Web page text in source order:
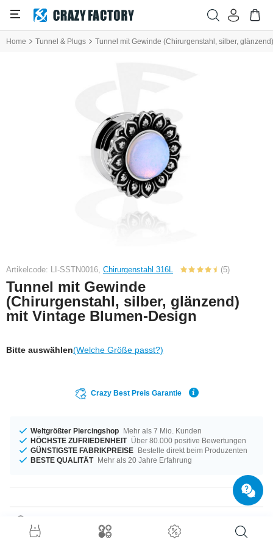
Home Tunnel & Plugs Tunnel mit Gewinde (Chirurgenstahl, silber,
Artikelcode: LI-SSTN0016, Chirurgenstahl 316L (5)
Tunnel mit Gewinde
(Chirurgenstahl, silber, glänzend)
mit Vintage Blumen-Design
Bitte auswählen(Welche Größe passt?)
Crazy Best Preis Garantie
Weltgrößter Piercingshop Mehr als 7 Mio. Kunden
HÖCHSTE ZUFRIEDENHEIT Über 80.000 positive Bewertungen
GÜNSTIGSTE FABRIKPREISE Bestelle direkt beim Produzenten
BESTE QUALITÄT Mehr als 20 Jahre Erfahrung
Groß oder klein, das entscheidest du allein – verfügbar in den